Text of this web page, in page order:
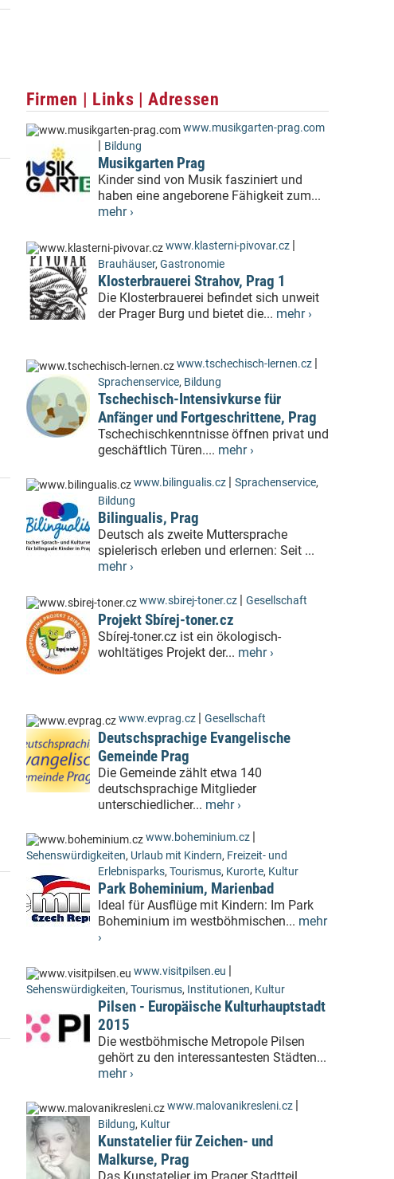
Firmen | Links | Adressen
www.musikgarten-prag.com
| Bildung
Musikgarten Prag
Kinder sind von Musik fasziniert und
haben eine angeborene Fähigkeit zum...
mehr ›
www.klasterni-pivovar.cz |
Brauhäuser, Gastronomie
Klosterbrauerei Strahov, Prag 1
Die Klosterbrauerei befindet sich unweit
der Prager Burg und bietet die... mehr ›
www.tschechisch-lernen.cz |
Sprachenservice, Bildung
Tschechisch-Intensivkurse für
Anfänger und Fortgeschrittene, Prag
Tschechischkenntnisse öffnen privat und
geschäftlich Türen.... mehr ›
www.bilingualis.cz | Sprachenservice,
Bildung
Bilingualis, Prag
Deutsch als zweite Muttersprache
spielerisch erleben und erlernen: Seit ...
mehr ›
www.sbirej-toner.cz | Gesellschaft
Projekt Sbírej-toner.cz
Sbírej-toner.cz ist ein ökologisch-
wohltätiges Projekt der... mehr ›
www.evprag.cz | Gesellschaft
Deutschsprachige Evangelische
Gemeinde Prag
Die Gemeinde zählt etwa 140
deutschsprachige Mitglieder
unterschiedlicher... mehr ›
www.boheminium.cz |
Sehenswürdigkeiten, Urlaub mit Kindern, Freizeit- und
Erlebnisparks, Tourismus, Kurorte, Kultur
Park Boheminium, Marienbad
Ideal für Ausflüge mit Kindern: Im Park
Boheminium im westböhmischen... mehr
›
www.visitpilsen.eu |
Sehenswürdigkeiten, Tourismus, Institutionen, Kultur
Pilsen - Europäische Kulturhauptstadt
2015
Die westböhmische Metropole Pilsen
gehört zu den interessantesten Städten...
mehr ›
www.malovanikresleni.cz |
Bildung, Kultur
Kunstatelier für Zeichen- und
Malkurse, Prag